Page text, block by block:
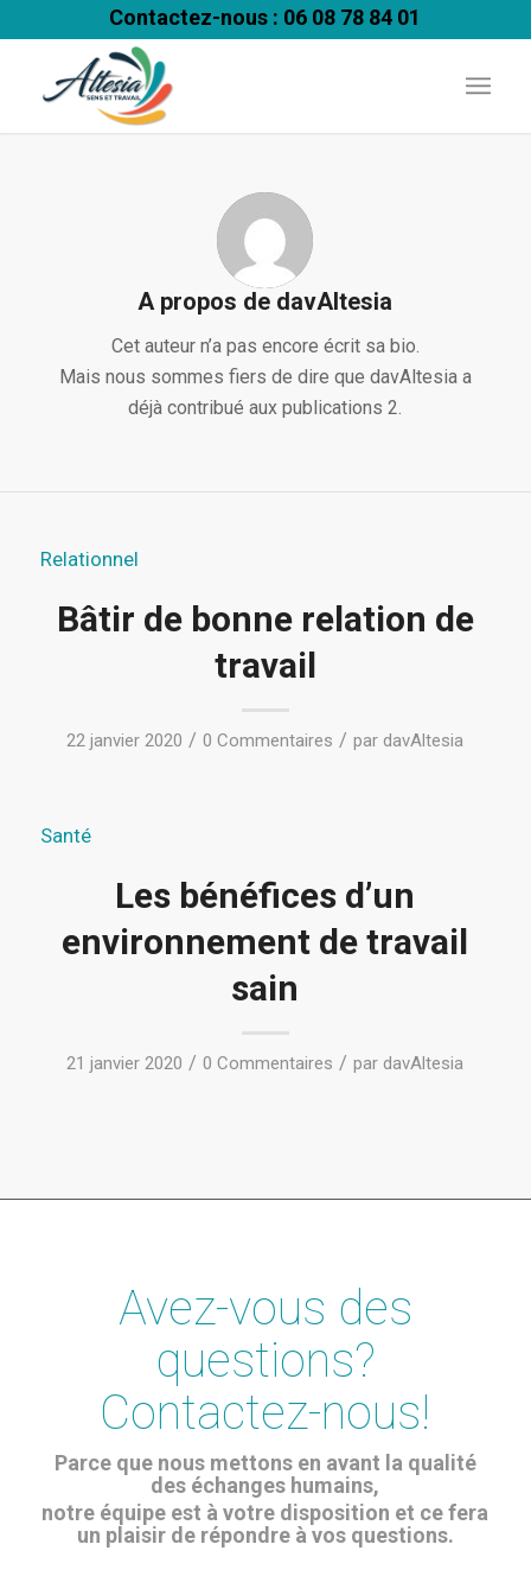
Contactez-nous : 06 08 78 84 01
A propos de davAltesia
Cet auteur n’a pas encore écrit sa bio.
Mais nous sommes fiers de dire que davAltesiaa
déjà contribué aux publications 2.
Relationnel
Bâtir de bonne relation de
travail
22 janvier 2020 / 0 Commentaires / par davAltesia
Santé
Les bénéfices d’un
environnement de travail
sain
21 janvier 2020 / 0 Commentaires / par davAltesia
Avez-vous des
questions?
Contactez-nous!
Parce que nous mettons en avant la qualité
des échanges humains,
notre équipe est à votre disposition et ce fera
un plaisir de répondre à vos questions.